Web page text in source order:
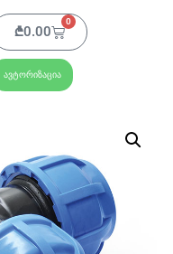
₾0.00
0
ავტორიზაცია